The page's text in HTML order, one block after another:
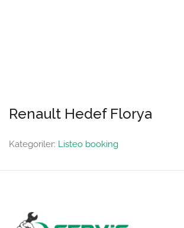
Renault Hedef Florya
Kategoriler: Listeo booking